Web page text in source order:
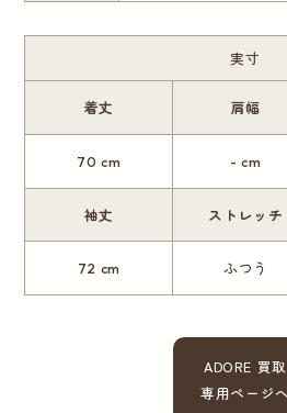
実寸
着丈
70 cm
肩幅
- cm
袖丈
72 cm
ストレッチ
ふつう
ADORE 買取
専用ページへ